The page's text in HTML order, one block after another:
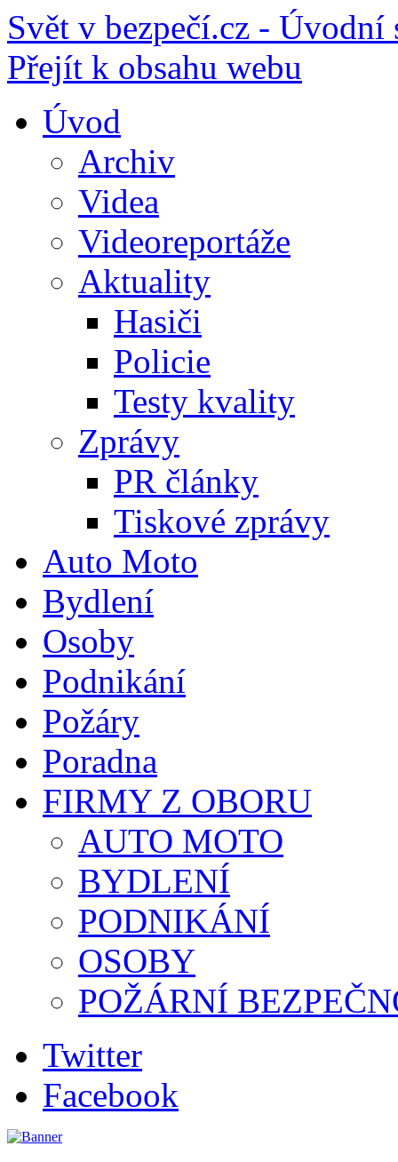
Svět v bezpečí.cz - Úvodní
Přejít k obsahu webu
Úvod
Archiv
Videa
Videoreportáže
Aktuality
Hasiči
Policie
Testy kvality
Zprávy
PR články
Tiskové zprávy
Auto Moto
Bydlení
Osoby
Podnikání
Požáry
Poradna
FIRMY Z OBORU
AUTO MOTO
BYDLENÍ
PODNIKÁNÍ
OSOBY
POŽÁRNÍ
Twitter
Facebook